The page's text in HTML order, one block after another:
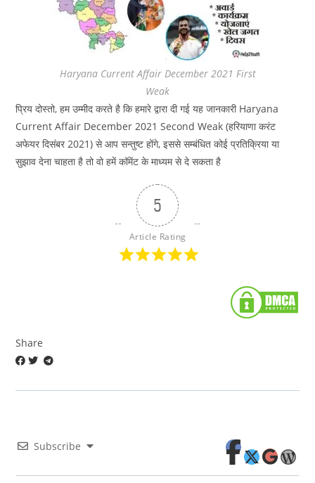
Haryana Current Affair December 2021 First
Weak
प्रिय दोस्तो, हम उम्मीद करते है कि हमारे द्वारा दी गई यह जानकारी Haryana
Current Affair December 2021 Second Weak (हरियाणा करंट
अफेयर दिसंबर 2021) से आप सन्तुष्ट होंगे, इससे सम्बंधित कोई प्रतिक्रिया या
सुझाव देना चाहता है तो वो हमें कॉमेंट के माध्यम से दे सकता है
5
Article Rating
Share
Subscribe